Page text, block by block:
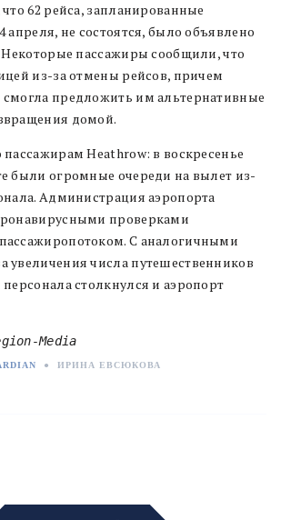
62 рейса, запланированные
апреля, не состоятся, было объявлено
Некоторые пассажиры сообщили, что
из-за отмены рейсов, причем
предложить им альтернативные
домой.
Heathrow: в воскресенье
были огромные очереди на вылет из-
Администрация аэропорта
проверками
С аналогичными
увеличения числа путешественников
столкнулся и аэропорт
Media
● ИРИНА ЕВСЮКОВА